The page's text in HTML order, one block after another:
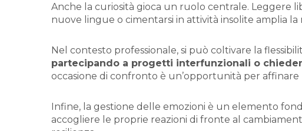
Anche la curiosità gioca un ruolo centrale. Leggere
nuove lingue o cimentarsi in attività insolite amplia
Nel contesto professionale, si può coltivare la
partecipando a progetti interfunzionali o
occasione di confronto è un’opportunità per
Infine, la gestione delle emozioni è un elemento
accogliere le proprie reazioni di fronte al